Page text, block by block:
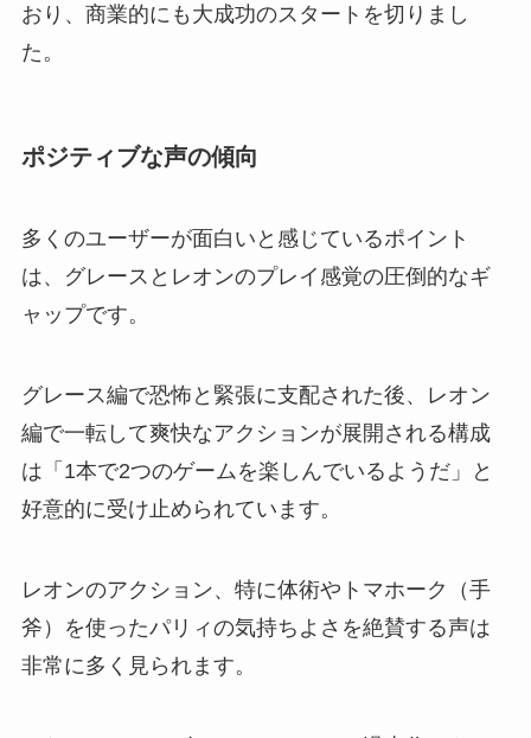
おり、商業的にも大成功のスタートを切りまし
た。
ポジティブな声の傾向
多くのユーザーが面白いと感じているポイント
は、グレースとレオンのプレイ感覚の圧倒的なギ
ャップです。
グレース編で恐怖と緊張に支配された後、レオン
編で一転して爽快なアクションが展開される構成
は「1本で2つのゲームを楽しんでいるようだ」と
好意的に受け止められています。
レオンのアクション、特に体術やトマホーク（手
斧）を使ったパリィの気持ちよさを絶賛する声は
非常に多く見られます。